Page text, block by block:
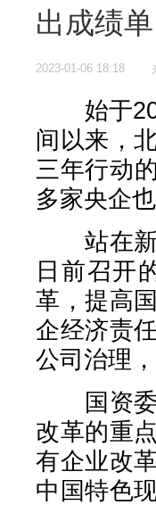
出成绩单
2023-01-06 18:18
始于
间以来，
三年行动
多家央企
站在新
日前召开
革，提高
企经济责
公司治理
国资委
改革的重
有企业改
中国特色